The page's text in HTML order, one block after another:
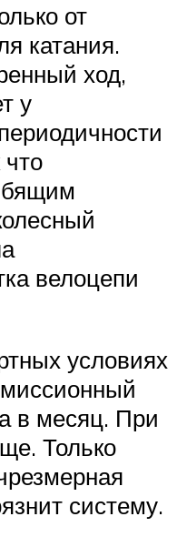
от
катания.
ход,
у
велоцепи
условиях
в месяц. При
Только
систему.